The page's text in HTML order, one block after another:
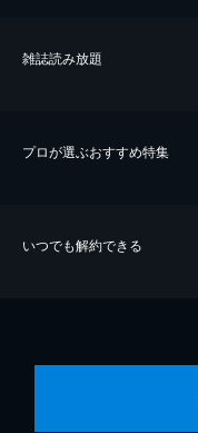
雑誌読み放題
プロが選ぶおすすめ特集
いつでも解約できる